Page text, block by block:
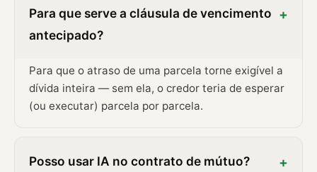
Para que serve a cláusula de vencimento
antecipado?
+
Para que o atraso de uma parcela torne exigível a
dívida inteira — sem ela, o credor teria de esperar
(ou executar) parcela por parcela.
Posso usar IA no contrato de mútuo? +